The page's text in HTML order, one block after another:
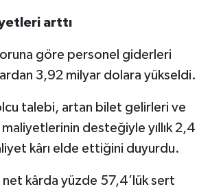
arttı
göre personel giderleri
3,92 milyar dolara yükseldi.
talebi, artan bilet gelirleri ve
desteğiyle yıllık 2,4
kârı elde ettiğini duyurdu.
net kârda yüzde 57,4’lük sert